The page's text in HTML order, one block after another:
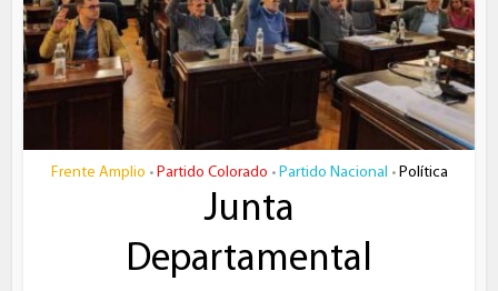
Frente Amplio • Partido Colorado • Partido Nacional • Política
Junta
Departamental